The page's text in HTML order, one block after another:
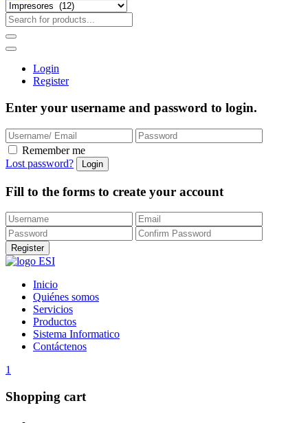
Login
Register
Enter your username and password to login.
Remember me
Lost password?
Fill to the forms to create your account
Inicio
Quiénes somos
Servicios
Productos
Sistema Informatico
Contáctenos
1
Shopping cart